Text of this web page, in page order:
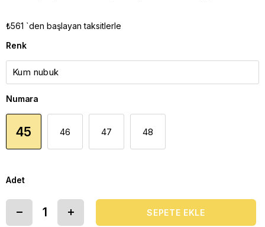
₺561 `den başlayan taksitlerle
Renk
Numara
45 46 47 48
Adet